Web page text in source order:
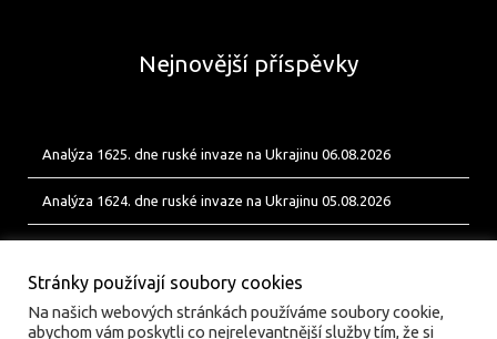
Nejnovější příspěvky
Analýza 1625. dne ruské invaze na Ukrajinu 06.08.2026
Analýza 1624. dne ruské invaze na Ukrajinu 05.08.2026
Stránky používají soubory cookies
Na našich webových stránkách používáme soubory cookie,
abychom vám poskytli co nejrelevantnější služby tím, že si